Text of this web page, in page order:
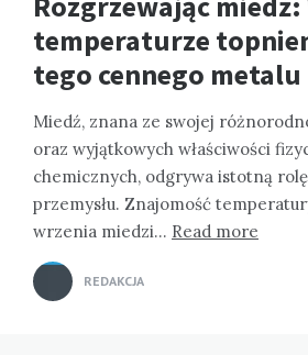
temperaturze
tego cennego metalu
Miedź, znana ze swojej
oraz wyjątkowych właściwości
chemicznych, odgrywa istotną
przemysłu. Znajomość
wrzenia miedzi… Read more
REDAKCJA